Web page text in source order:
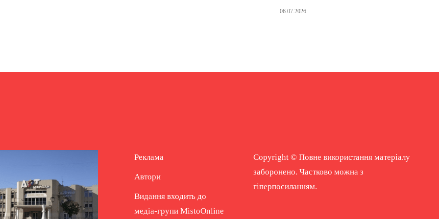
06.07.2026
Реклама
Автори
Видання входить до
медіа-групи MistoOnline
Copyright © Повне використання матеріалу
заборонено. Частково можна з
гіперпосиланням.